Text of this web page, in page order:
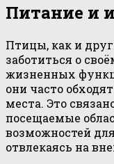
Питание и
Птицы, как и
заботиться о
жизненных
они часто
места. Это
посещаемые
возможностей
отвлекаясь на